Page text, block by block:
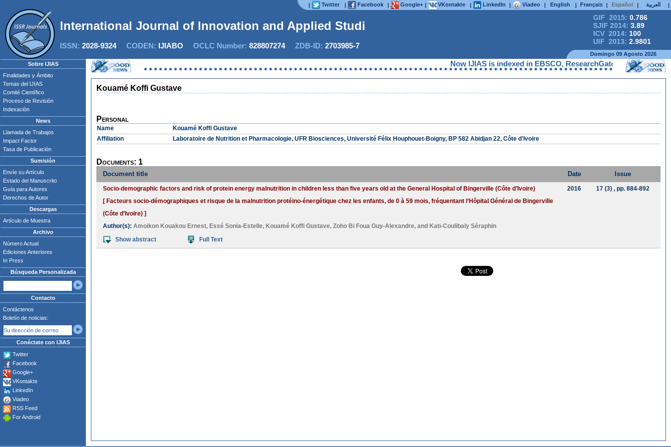
| Twitter | Facebook | Google+ | VKontakte | LinkedIn | Viadeo | English | Français | Español | العربية |
GIF 2015: 0.786
SJIF 2014: 3.89
ICV 2014: 100
UIF 2013: 2.9801
International Journal of Innovation and Applied Studies
ISSN: 2028-9324CODEN: IJIABO OCLC Number: 828807274ZDB-ID: 2703985-7
Domingo 09 Agosto 2026
Sobre IJIAS
Finalidades y Ámbito
Temas del IJIAS
Comité Científico
Proceso de Revisión
Indexación
News
Llamada de Trabajos
Impact Factor
Tasa de Publicación
Sumisión
Envíe su Artículo
Estado del Manuscrito
Guía para Autores
Derechos de Autor
Descargas
Artículo de Muestra
Archivo
Número Actual
Ediciones Anteriores
In Press
Búsqueda Personalizada
Contacto
Contáctenos
Boletín de noticias:
Conéctate con IJIAS
Twitter
Facebook
Google+
VKontakte
LinkedIn
Viadeo
RSS Feed
For Android
Now IJIAS is indexed in EBSCO, ResearchGate, ProQuest,
Kouamé Koffi Gustave
Personal
Name
Kouamé Koffi Gustave
Affiliation
Laboratoire de Nutrition et Pharmacologie, UFR Biosciences, Université Félix Houphouet-Boigny, BP 582 Abidjan 22, Côte d'Ivoire
Documents: 1
Document title Date Issue
Socio-demographic factors and risk of protein energy malnutrition in children less than five years old at the General Hospital of Bingerville (Côte d’Ivoire)
[ Facteurs socio-démographiques et risque de la malnutrition protéino-énergétique chez les enfants, de 0 à 59 mois, fréquentant l’Hôpital Général de Bingerville
(Côte d’Ivoire) ]
Author(s): Amoikon Kouakou Ernest, Essé Sonia-Estelle, Kouamé Koffi Gustave, Zoho Bi Foua Guy-Alexandre, and Kati-Coulibaly Séraphin
Show abstract
Full Text
2016 17 (3), pp. 884-892